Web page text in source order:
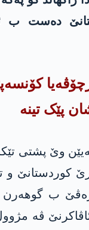
دەست ب
پێک تینە
وێ پشتی
کوردستانێ و
ب
ئاڤاکرنێ ڤە